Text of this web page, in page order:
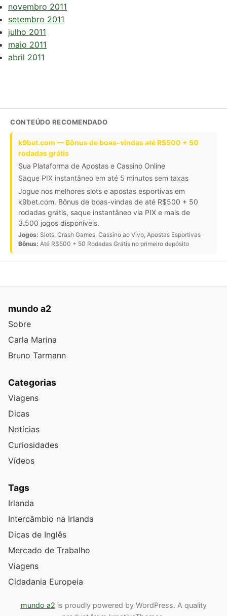
novembro 2011
setembro 2011
julho 2011
maio 2011
abril 2011
CONTEÚDO RECOMENDADO
k9bet.com — Bônus de boas-vindas até R$500 + 50
rodadas grátis
Sua Plataforma de Apostas e Cassino Online
Saque PIX instantâneo em até 5 minutos sem taxas
Jogue nos melhores slots e apostas esportivas em
k9bet.com. Bônus de boas-vindas de até R$500 + 50
rodadas grátis, saque instantâneo via PIX e mais de
3.500 jogos disponíveis.
Jogos: Slots, Crash Games, Cassino ao Vivo, Apostas Esportivas ·
Bônus: Até R$500 + 50 Rodadas Grátis no primeiro depósito
mundo a2
Sobre
Carla Marina
Bruno Tarmann
Categorias
Viagens
Dicas
Notícias
Curiosidades
Vídeos
Tags
Irlanda
Intercâmbio na Irlanda
Dicas de Inglês
Mercado de Trabalho
Viagens
Cidadania Europeia
mundo a2 is proudly powered by WordPress. A quality